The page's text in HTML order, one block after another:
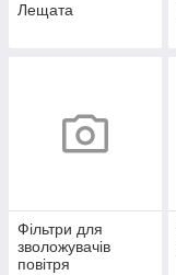
Лещата
Фільтри для
зволожувачів
повітря